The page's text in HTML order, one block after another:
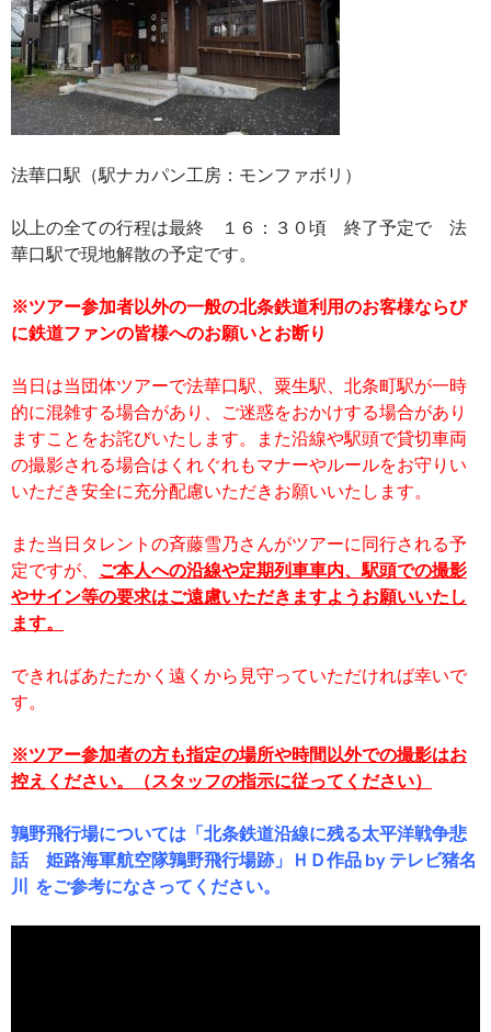
法華口駅（駅ナカパン工房：モンファボリ）
以上の全ての行程は最終 １６：３０頃 終了予定で 法
華口駅で現地解散の予定です。
※ツアー参加者以外の一般の北条鉄道利用のお客様ならび
に鉄道ファンの皆様へのお願いとお断り
当日は当団体ツアーで法華口駅、粟生駅、北条町駅が一時
的に混雑する場合があり、ご迷惑をおかけする場合があり
ますことをお詫びいたします。また沿線や駅頭で貸切車両
の撮影される場合はくれぐれもマナーやルールをお守りい
いただき安全に充分配慮いただきお願いいたします。
また当日タレントの斉藤雪乃さんがツアーに同行される予
定ですが、 ご本人への沿線や定期列車車内、駅頭での撮影
やサイン等の要求はご遠慮いただきますようお願いいたし
ます。
できればあたたかく遠くから見守っていただければ幸いで
す。
※ツアー参加者の方も指定の場所や時間以外での撮影はお
控えください。（スタッフの指示に従ってください）
鶉野飛行場については「北条鉄道沿線に残る太平洋戦争悲
話 姫路海軍航空隊鶉野飛行場跡」ＨＤ作品 by テレビ猪名
川 をご参考になさってください。